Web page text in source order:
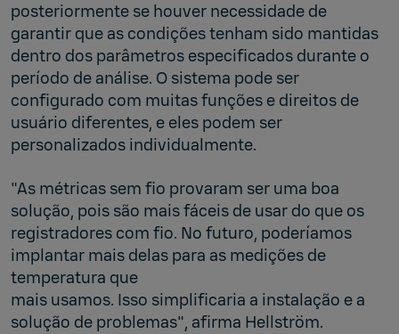
posteriormente se houver necessidade de
garantir que as condições tenham sido mantidas
dentro dos parâmetros especificados durante o
período de análise. O sistema pode ser
configurado com muitas funções e direitos de
usuário diferentes, e eles podem ser
personalizados individualmente.
"As métricas sem fio provaram ser uma boa
solução, pois são mais fáceis de usar do que os
registradores com fio. No futuro, poderíamos
implantar mais delas para as medições de
temperatura que
mais usamos. Isso simplificaria a instalação e a
solução de problemas", afirma Hellström.